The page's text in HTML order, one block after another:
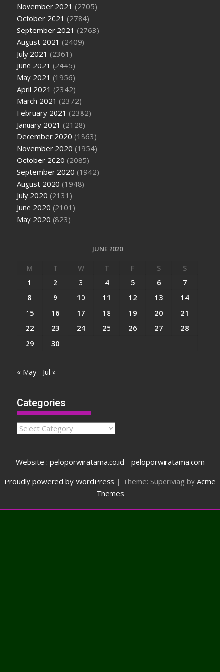
November 2021 (2705)
October 2021 (2784)
September 2021 (2763)
August 2021 (2409)
July 2021 (2361)
June 2021 (2445)
May 2021 (1956)
April 2021 (2342)
March 2021 (2372)
February 2021 (2382)
January 2021 (2128)
December 2020 (1863)
November 2020 (1954)
October 2020 (2085)
September 2020 (1942)
August 2020 (1948)
July 2020 (2131)
June 2020 (2101)
May 2020 (823)
JUNE 2020
M T W T F S
S
1
2 3 4 5 6
7
8
9 10 11 12 13
14
15
16 17 18 19 20
21
22
23 24 25 26 27
28
29
30
« May Jul »
Categories
Categories
Website : peloporwiratama.co.id - peloporwiratama.com
Proudly powered by WordPress | Theme: SuperMag by Acme
Themes